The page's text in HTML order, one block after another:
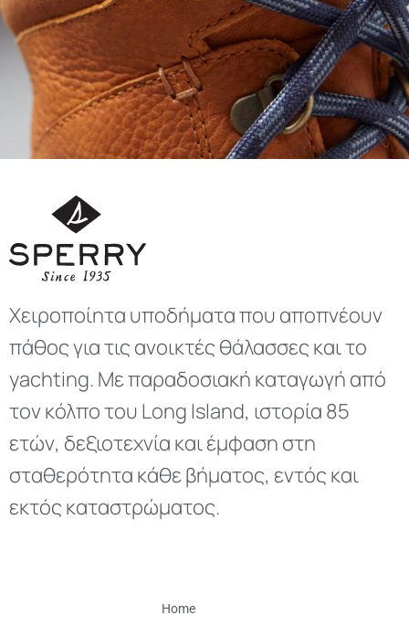
Χειροποίητα υποδήματα που αποπνέουν
πάθος για τις ανοικτές θάλασσες και το
yachting. Με παραδοσιακή καταγωγή από
τον κόλπο του Long Island, ιστορία 85
ετών, δεξιοτεχνία και έμφαση στη
σταθερότητα κάθε βήματος, εντός και
εκτός καταστρώματος.
Home